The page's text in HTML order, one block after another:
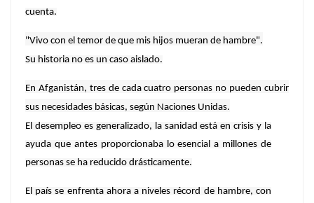
cuenta.
"Vivo con el temor de que mis hijos mueran de hambre".
Su historia no es un caso aislado.
En Afganistán, tres de cada cuatro personas no pueden cubrir
sus necesidades básicas, según Naciones Unidas.
El desempleo es generalizado, la sanidad está en crisis y la
ayuda que antes proporcionaba lo esencial a millones de
personas se ha reducido drásticamente.
El país se enfrenta ahora a niveles récord de hambre, con